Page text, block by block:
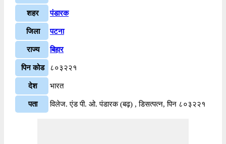
शहर पंडारक
जिला पटना
राज्य बिहार
पिन कोड ८०३२२१
देश भारत
पता विलेज. एंड पी. ओ. पंडारक (बढ़) , डिसत्पत्न, पिन ८०३२२१